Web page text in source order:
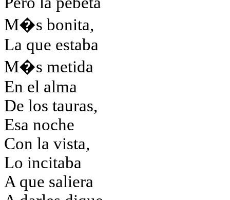
M�s bonita,
La que estaba
M�s metida
En el alma
De los tauras,
Esa noche
Con la vista,
Lo incitaba
A que saliera